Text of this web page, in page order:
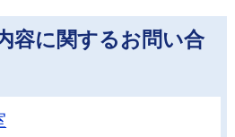
容に関するお問い合